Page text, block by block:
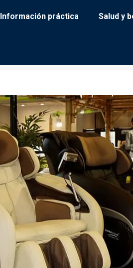
Información práctica Salud y